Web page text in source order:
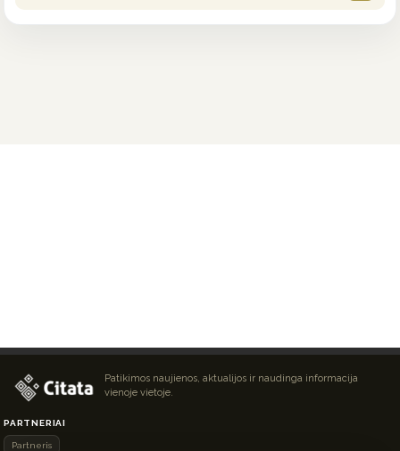
Patikimos naujienos, aktualijos ir naudinga informacija
vienoje vietoje.
PARTNERIAI
Partneris